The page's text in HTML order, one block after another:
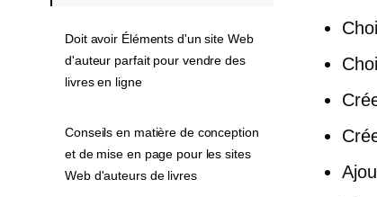
Doit avoir Éléments d'un site Web
d'auteur parfait pour vendre des
livres en ligne
Conseils en matière de conception
et de mise en page pour les sites
Web d'auteurs de livres